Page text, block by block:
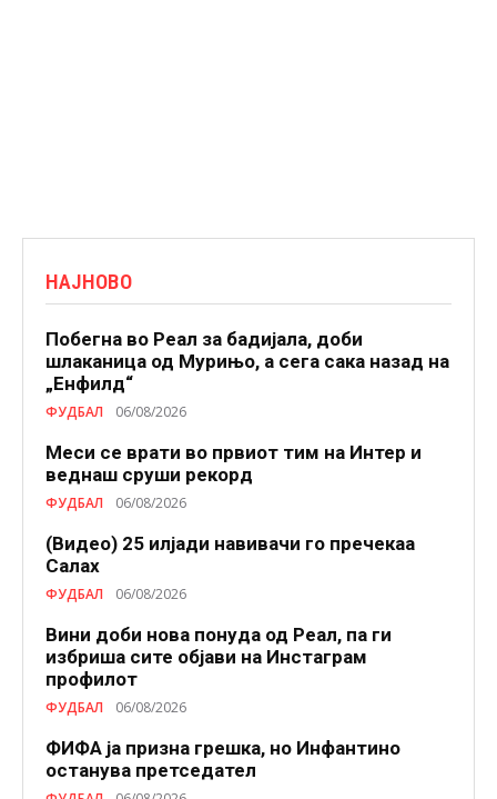
НАЈНОВО
Побегна во Реал за бадијала, доби
шлаканица од Мурињо, а сега сака назад на
„Енфилд“
ФУДБАЛ 06/08/2026
Меси се врати во првиот тим на Интер и
веднаш сруши рекорд
ФУДБАЛ 06/08/2026
(Видео) 25 илјади навивачи го пречекаа
Салах
ФУДБАЛ 06/08/2026
Вини доби нова понуда од Реал, па ги
избриша сите објави на Инстаграм
профилот
ФУДБАЛ 06/08/2026
ФИФА ја призна грешка, но Инфантино
останува претседател